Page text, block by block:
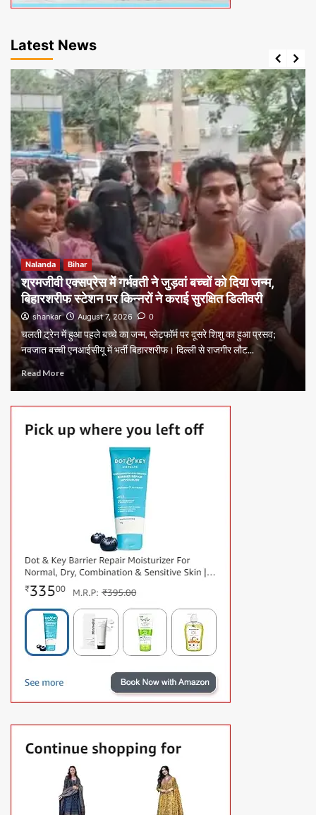
Latest News
Nalanda Bihar
श्रमजीवी एक्सप्रेस में गर्भवती ने जुड़वां बच्चों को दिया जन्म,
बिहारशरीफ स्टेशन पर किन्नरों ने कराई सुरक्षित डिलीवरी
shankar August 7, 2026 0
चलती ट्रेन में हुआ पहले बच्चे का जन्म, प्लेटफॉर्म पर दूसरे शिशु का हुआ प्रसव;
नवजात बच्ची एनआईसीयू में भर्ती बिहारशरीफ। दिल्ली से राजगीर लौट...
Read More